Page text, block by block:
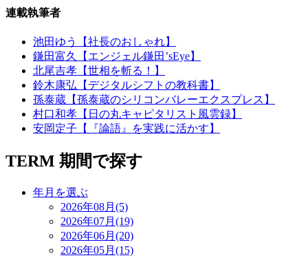
連載執筆者
池田ゆう【社長のおしゃれ】
鎌田富久【エンジェル鎌田’sEye】
北尾吉孝【世相を斬る！】
鈴木康弘【デジタルシフトの教科書】
孫泰蔵【孫泰蔵のシリコンバレーエクスプレス】
村口和孝【日の丸キャピタリスト風雲録】
安岡定子【『論語』を実践に活かす】
TERM 期間で探す
年月を選ぶ
2026年08月(5)
2026年07月(19)
2026年06月(20)
2026年05月(15)